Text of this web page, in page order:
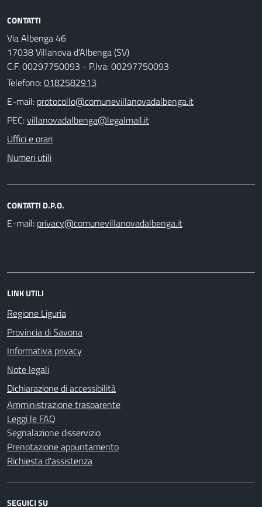
CONTATTI
Via Albenga 46
17038 Villanova d'Albenga (SV)
C.F. 00297750093 - P.Iva: 00297750093
Telefono:0182582913
E-mail:
PEC:
Uffici e orari
Numeri utili
CONTATTI D.P.O.
E-mail:
LINK UTILI
Regione Liguria
Provincia di Savona
Informativa privacy
Note legali
Dichiarazione di accessibilità
Amministrazione trasparente
Leggi le FAQ
Segnalazione disservizio
Prenotazione appuntamento
Richiesta d'assistenza
SEGUICI SU